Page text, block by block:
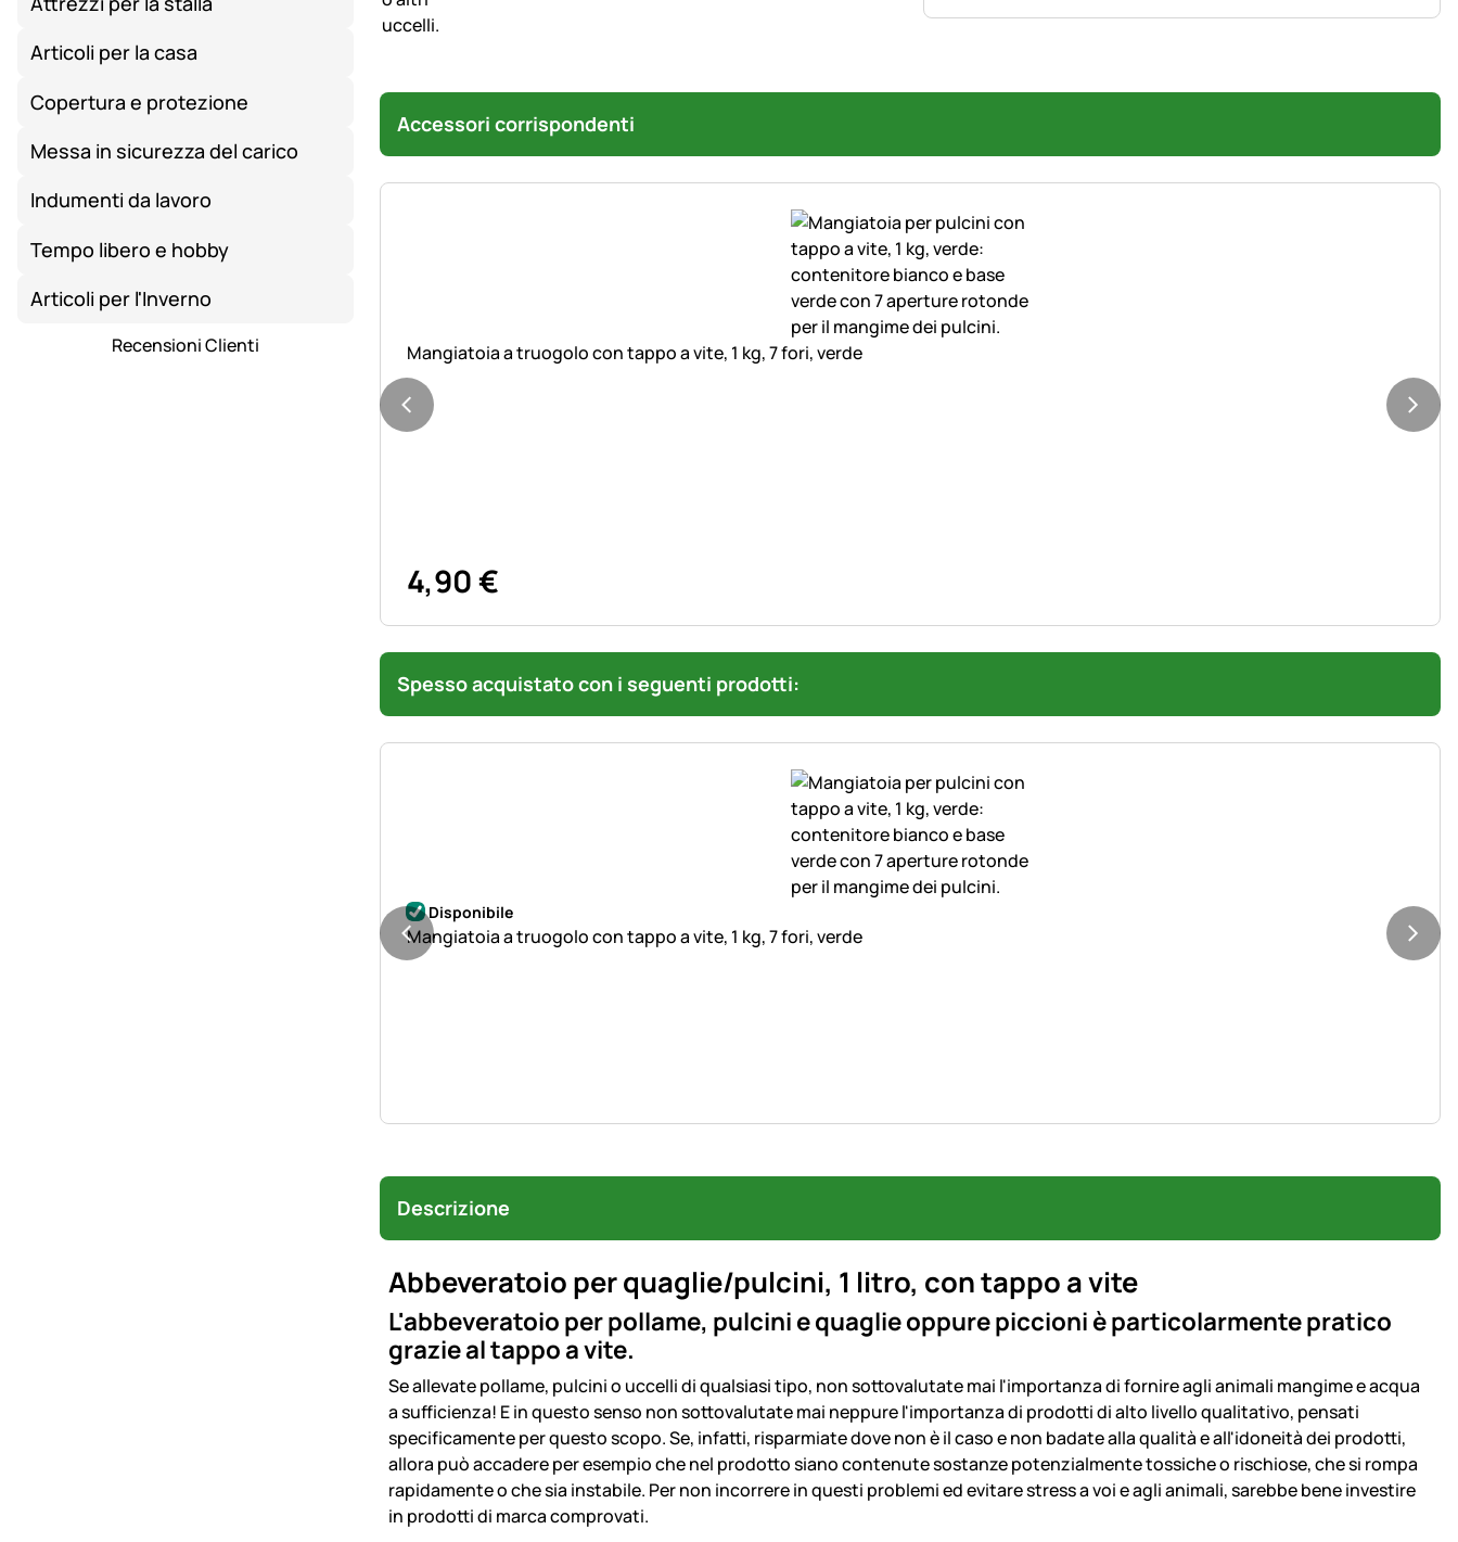
Articoli per la casa
Copertura e protezione
Messa in sicurezza del carico
Indumenti da lavoro
Tempo libero e hobby
Articoli per l'Inverno
Recensioni Clienti
Accessori corrispondenti
Mangiatoia a truogolo con tappo a vite, 1 kg, 7 fori, verde
4,90€
Spesso acquistato con i seguenti prodotti:
Disponibile
Mangiatoia a truogolo con tappo a vite, 1 kg, 7 fori, verde
Descrizione
Abbeveratoio per quaglie/pulcini, 1 litro, con tappo a vite
L'abbeveratoio per pollame, pulcini e quaglie oppure piccioni è particolarmente pratico
grazie al tappo a vite.
Se allevate pollame, pulcini o uccelli di qualsiasi tipo, non sottovalutate mai l'importanza di fornire agli animali mangime e acqua
a sufficienza! E in questo senso non sottovalutate mai neppure l'importanza di prodotti di alto livello qualitativo, pensati
specificamente per questo scopo. Se, infatti, risparmiate dove non è il caso e non badate alla qualità e all'idoneità dei prodotti,
allora puòaccadere per esempio che nel prodotto siano contenute sostanze potenzialmente tossiche o rischiose, che si rompa
rapidamente o che sia instabile. Per non incorrere in questi problemi ed evitare stress a voi e agli animali, sarebbe bene investire
in prodotti di marca comprovati.